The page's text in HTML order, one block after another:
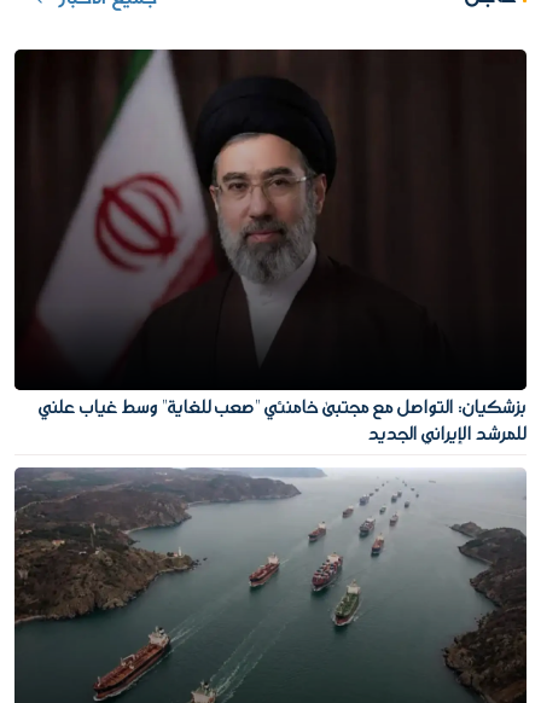
بزشكيان: التواصل مع مجتبى خامنئي "صعب للغاية" وسط غياب علني
للمرشد الإيراني الجديد